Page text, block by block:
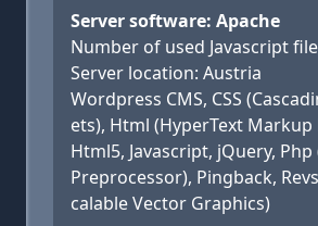
Server software: Apache
Number of used Javascript
Server location: Austria
Wordpress CMS, CSS
ets), Html (HyperText Markup
Html5, Javascript, jQuery,
Preprocessor), Pingback,
calable Vector Graphics)